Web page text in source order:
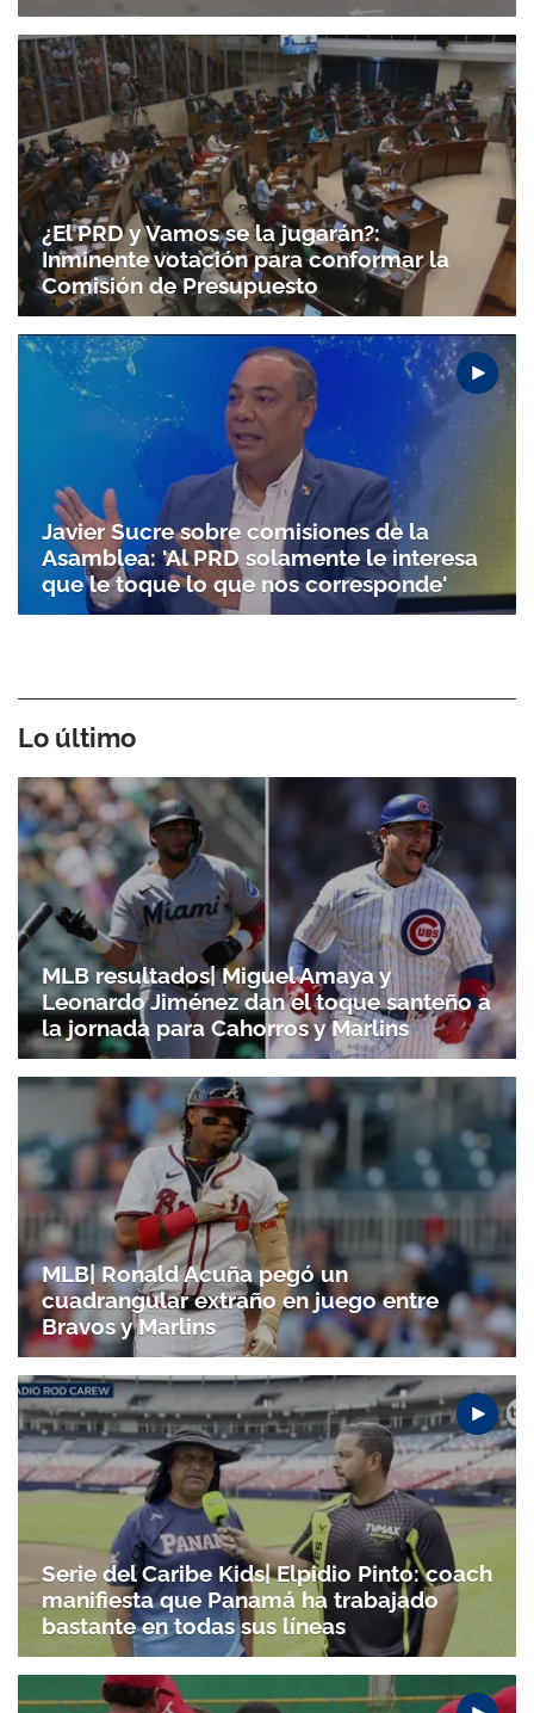
¿El PRD y Vamos se la jugarán?:
Inminente votación para conformar la
Comisión de Presupuesto
Javier Sucre sobre comisiones de la
Asamblea: 'Al PRD solamente le interesa
que le toque lo que nos corresponde'
Lo último
MLB resultados| Miguel Amaya y
Leonardo Jiménez dan el toque santeño a
la jornada para Cahorros y Marlins
MLB| Ronald Acuña pegó un
cuadrangular extraño en juego entre
Bravos y Marlins
Serie del Caribe Kids| Elpidio Pinto: coach
manifiesta que Panamá ha trabajado
bastante en todas sus líneas